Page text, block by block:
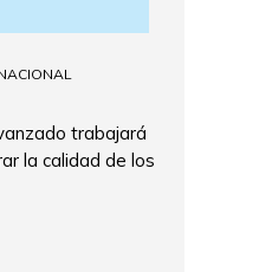
trabajará
la calidad de los